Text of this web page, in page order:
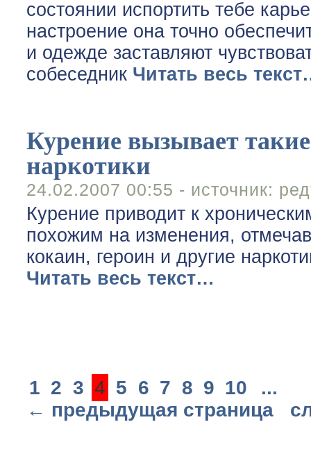
состоянии испортить тебе
настроение она точно
и одежде заставляют
собеседник Читать весь
Курение вызывает
наркотики
24.02.2007 00:55 - источник:
Курение приводит к
похожим на изменения,
кокаин, героин и другие
Читать весь текст…
1 2 3 4 5 6 7 8 9 10
...
← предыдущая страница